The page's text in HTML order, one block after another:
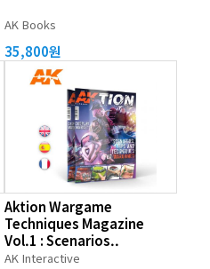
AK Books
35,800원
Aktion Wargame
Techniques Magazine
Vol.1 : Scenarios..
AK Interactive